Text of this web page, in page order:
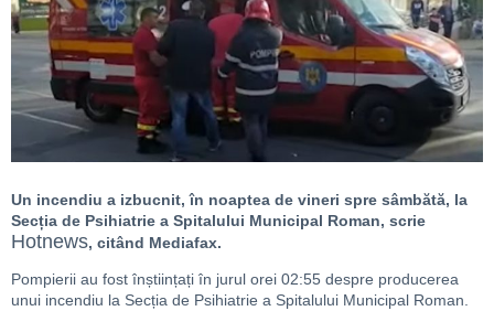
Un incendiu a izbucnit, în noaptea de vineri spre sâmbătă, la
Secția de Psihiatrie a Spitalului Municipal Roman, scrie
Hotnews, citând Mediafax.
Pompierii au fost înștiințați în jurul orei 02:55 despre producerea
unui incendiu la Secția de Psihiatrie a Spitalului Municipal Roman.